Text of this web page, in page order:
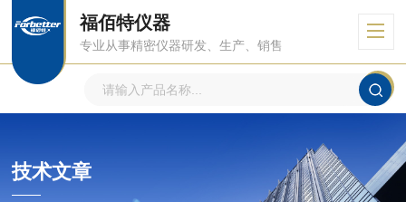
福佰特仪器
专业从事精密仪器研发、生产、销售
技术文章